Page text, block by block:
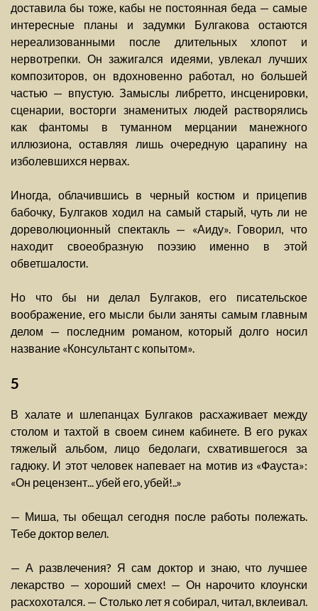
доставила бы тоже, кабы не постоянная беда — самые
интересные планы и задумки Булгакова остаются
нереализованными после длительных хлопот и
нервотрепки. Он зажигался идеями, увлекал лучших
композиторов, он вдохновенно работал, но большей
частью — впустую. Замыслы либретто, инсценировки,
сценарии, восторги знаменитых людей растворялись
как фантомы в туманном мерцании манежного
иллюзиона, оставляя лишь очередную царапину на
изболевшихся нервах.
Иногда, облачившись в черный костюм и прицепив
бабочку, Булгаков ходил на самый старый, чуть ли не
дореволюционный спектакль — «Аиду». Говорил, что
находит своеобразную поэзию именно в этой
обветшалости.
Но что бы ни делал Булгаков, его писательское
воображение, его мысли были заняты самым главным
делом — последним романом, который долго носил
название «Консультант с копытом».
5
В халате и шлепанцах Булгаков расхаживает между
столом и тахтой в своем синем кабинете. В его руках
тяжелый альбом, лицо бедолаги, схватившегося за
гадюку. И этот человек напевает на мотив из «Фауста»:
«Он рецензент... убей его, убей!..»
— Миша, ты обещал сегодня после работы полежать.
Тебе доктор велел.
— А развлечения? Я сам доктор и знаю, что лучшее
лекарство — хороший смех! — Он нарочито клоунски
расхохотался. — Столько лет я собирал, читал, вклеивал.